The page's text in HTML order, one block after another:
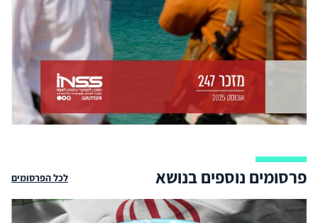
פרסומים נוספים בנושא לכל הפרסומים